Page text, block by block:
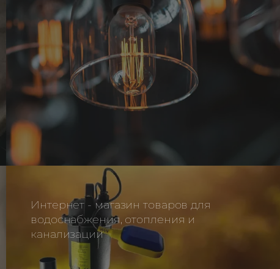
Интернет - магазин товаров для
водоснабжения, отопления и
канализации